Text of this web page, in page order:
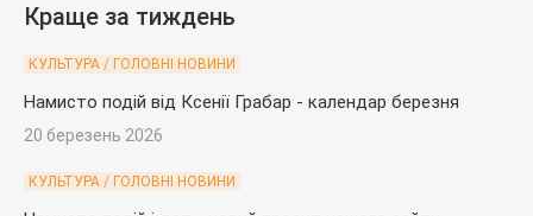
Краще за тиждень
КУЛЬТУРА / ГОЛОВНІ НОВИНИ
Намисто подій від Ксенії Грабар - календар березня
20 березень 2026
КУЛЬТУРА / ГОЛОВНІ НОВИНИ